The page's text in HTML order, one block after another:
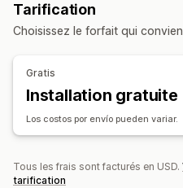
Synchronisation des
Sélection du transporteur
Gestion des expéditions
Synchronisation des
Notifications par e-mail
En fonction du produit
Multi-origine
Limites de
Validation de l’adresse
Tarification
Choisissez le forfait qui
Gratis
Installation gratuite
Los costos por envío pueden variar.
Tous les frais sont facturés en USD.
tarification